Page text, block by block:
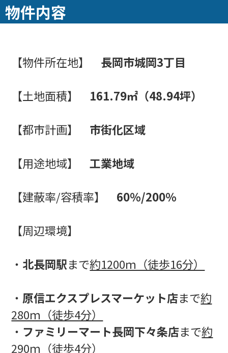
物件内容
【物件所在地】 長岡市城岡3丁目
【土地面積】 161.79㎡（48.94坪）
【都市計画】 市街化区域
【用途地域】工業地域
【建蔽率/容積率】 60％/200％
【周辺環境】
・ 北長岡駅まで約1200ｍ（徒歩16分）
・ 原信エクスプレスマーケット店まで約
280ｍ（徒歩4分）
・ ファミリーマート長岡下々条店まで約
290ｍ（徒歩4分）